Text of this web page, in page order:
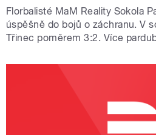
Florbalisté MaM Reality Sokola
úspěšně do bojů o záchranu. V
Třinec poměrem 3:2. Více